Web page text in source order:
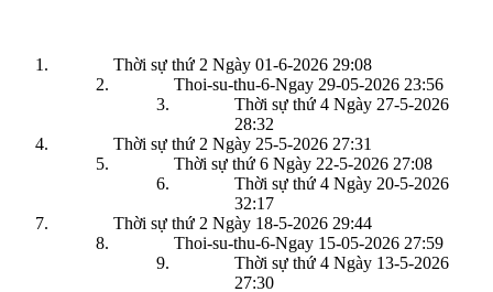
Thời sự thứ 2 Ngày 01-6-2026 29:08
Thoi-su-thu-6-Ngay 29-05-2026 23:56
Thời sự thứ 4 Ngày 27-5-2026
28:32
Thời sự thứ 2 Ngày 25-5-2026 27:31
Thời sự thứ 6 Ngày 22-5-2026 27:08
Thời sự thứ 4 Ngày 20-5-2026
32:17
Thời sự thứ 2 Ngày 18-5-2026 29:44
Thoi-su-thu-6-Ngay 15-05-2026 27:59
Thời sự thứ 4 Ngày 13-5-2026
27:30